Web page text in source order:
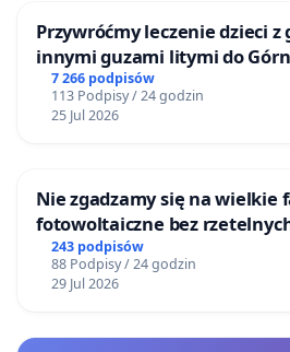
Przywróćmy leczenie dzieci z
innymi guzami litymi do
Centrum Zdrowia Dziecka w
7 266 podpisów
113 Podpisy / 24 godzin
25 Jul 2026
Nie zgadzamy się na wielkie
fotowoltaiczne bez
mieszkańców
243 podpisów
88 Podpisy / 24 godzin
29 Jul 2026